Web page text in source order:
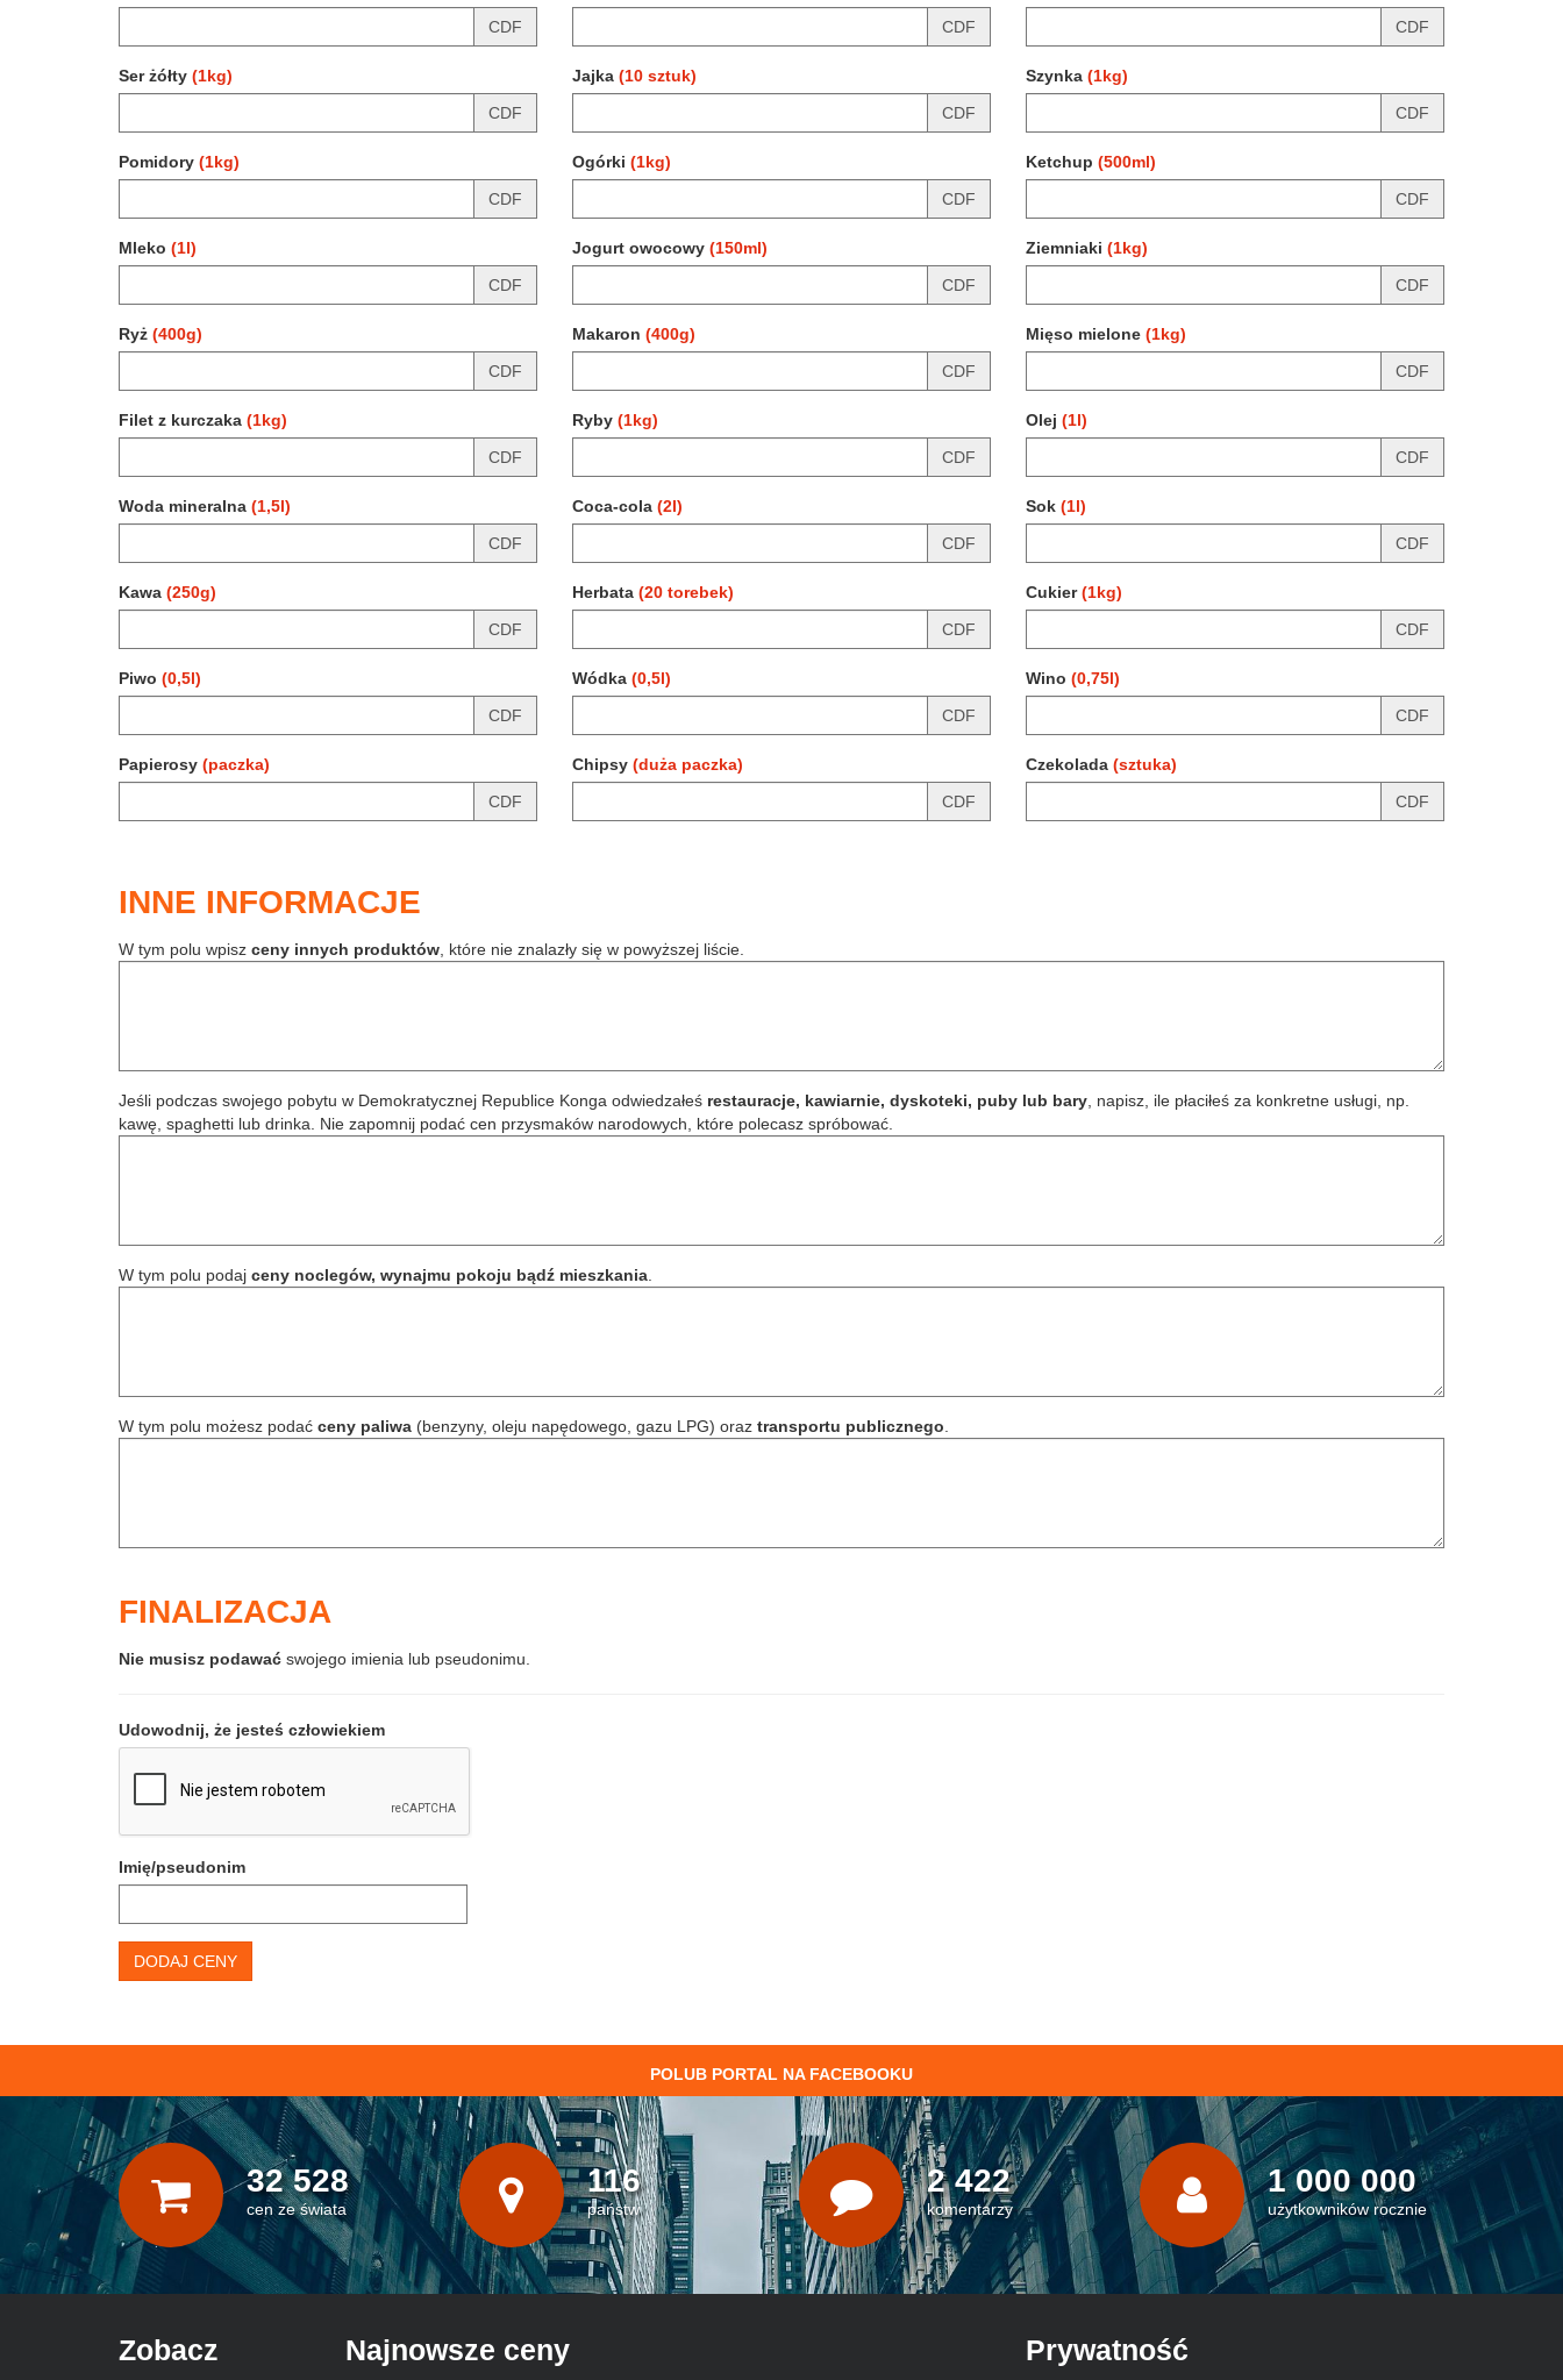
CDF
CDF
CDF
Ser żółty (1kg)
CDF
Jajka (10 sztuk)
CDF
Szynka (1kg)
CDF
Pomidory (1kg)
CDF
Ogórki (1kg)
CDF
Ketchup (500ml)
CDF
Mleko (1l)
CDF
Jogurt owocowy (150ml)
CDF
Ziemniaki (1kg)
CDF
Ryż (400g)
CDF
Makaron (400g)
CDF
Mięso mielone (1kg)
CDF
Filet z kurczaka (1kg)
CDF
Ryby (1kg)
CDF
Olej (1l)
CDF
Woda mineralna (1,5l)
CDF
Coca-cola (2l)
CDF
Sok (1l)
CDF
Kawa (250g)
CDF
Herbata (20 torebek)
CDF
Cukier(1kg)
CDF
Piwo (0,5l)
CDF
Wódka (0,5l)
CDF
Wino (0,75l)
CDF
Papierosy (paczka)
CDF
Chipsy (duża paczka)
CDF
Czekolada (sztuka)
CDF
INNE INFORMACJE
W tym polu wpisz ceny innych produktów , które nie znalazły się w powyższej liście.
Jeśli podczas swojego pobytu w Demokratycznej Republice Konga odwiedzałeś restauracje, kawiarnie, dyskoteki, puby lub bary , napisz, ile płaciłeś za konkretne usługi, np.
kawę, spaghetti lub drinka. Nie zapomnij podać cen przysmaków narodowych , które polecasz spróbować.
W tym polu podaj ceny noclegów, wynajmu pokoju bądź mieszkania
W tym polu możesz podać ceny paliwa (benzyny, oleju napędowego, gazu LPG) oraz transportu publicznego
FINALIZACJA
Nie musisz podawać swojego imienia lub pseudonimu.
Udowodnij, że jesteś człowiekiem
Imię/pseudonim
DODAJ CENY
POLUB PORTAL NA FACEBOOKU
32 528
cen ze świata
116
państw
2 422
komentarzy
1 000 000
użytkowników rocznie
Zobacz Najnowsze ceny Prywatność